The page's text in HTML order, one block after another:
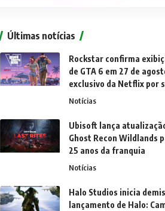
Últimas notícias
Rockstar confirma
de GTA 6 em 27 de
exclusivo da Netflix por
Notícias
Ubisoft lança
Ghost Recon Wildlands
25 anos da franquia
Notícias
Halo Studios inicia
lançamento de Halo: